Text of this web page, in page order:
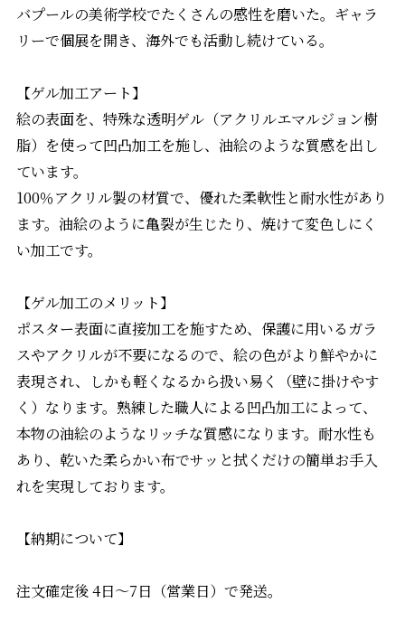
バプールの美術学校でたくさんの感性を磨いた。ギャラ
リーで個展を開き、海外でも活動し続けている。
【ゲル加工アート】
絵の表面を、特殊な透明ゲル（アクリルエマルジョン樹
脂）を使って凹凸加工を施し、油絵のような質感を出し
ています。
100％アクリル製の材質で、優れた柔軟性と耐水性があり
ます。油絵のように亀裂が生じたり、焼けて変色しにく
い加工です。
【ゲル加工のメリット】
ポスター表面に直接加工を施すため、保護に用いるガラ
スやアクリルが不要になるので、絵の色がより鮮やかに
表現され、しかも軽くなるから扱い易く（壁に掛けやす
く）なります。熟練した職人による凹凸加工によって、
本物の油絵のようなリッチな質感になります。耐水性も
あり、乾いた柔らかい布でサッと拭くだけの簡単お手入
れを実現しております。
【納期について】
注文確定後 4日〜7日（営業日）で発送。